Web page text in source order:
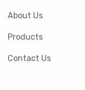
About Us
Products
Contact Us